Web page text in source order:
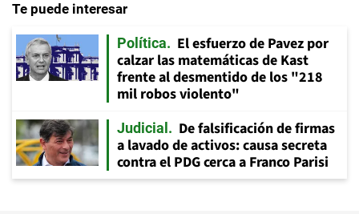
Te puede interesar
Política
El esfuerzo de Pavez por
calzar las matemáticas de Kast
frente al desmentido de los "218
mil robos violento"
Judicial
De falsificación de firmas
a lavado de activos: causa secreta
contra el PDG cerca a Franco Parisi